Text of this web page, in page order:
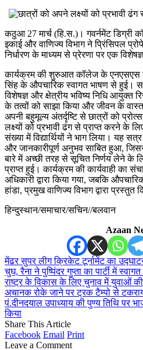
कठुआ 27 मार्च (हि.स.)। गवर्नमेंट
इकाई और वाणिज्य विभाग ने प्रिंसिपल
निर्धारण के माध्यम से प्रेरणा पर एक
कार्यक्रम की शुरुआत कॉलेज के एनएसएस
सिंह के औपचारिक स्वागत भाषण से हुई।
विशेषज्ञ और क्षेत्रीय भविष्य निधि आयुक्त
के तत्वों को साझा किया और जीवन के
अपनी बहुमूल्य अंतर्दृष्टि से छात्रों को
लक्ष्यों को प्रभावी ढंग से प्राप्त करने के
संख्या में विद्यार्थियों ने भाग लिया। यह
और जानकारीपूर्ण अनुभव साबित हुआ,
बारे में अच्छी तरह से सूचित निर्णय लेने के
प्राप्त हुई। कार्यक्रम की कार्यवाही का
अधिकारी द्वारा किया गया, जबकि
हांडा, प्रमुख वाणिज्य विभाग द्वारा प्रस्तुत
हिन्दुस्थान/समाचार/सचिन//बलवान
Azaan
मेंढर सुपर लीग क्रिकेट टूर्नामेंट का
चुघ, रैना ने पुष्पिंदर गुप्ता का पार्टी में
राष्ट्र के विकास के लिए चुनाव में युवाओं की
अचानक रोके जाने पर ट्रक टैम्पो से
पं.दीनदयाल उपाध्याय की पुण्य तिथि पर
किया
Share This Article
Facebook Email Print
Leave a Comment